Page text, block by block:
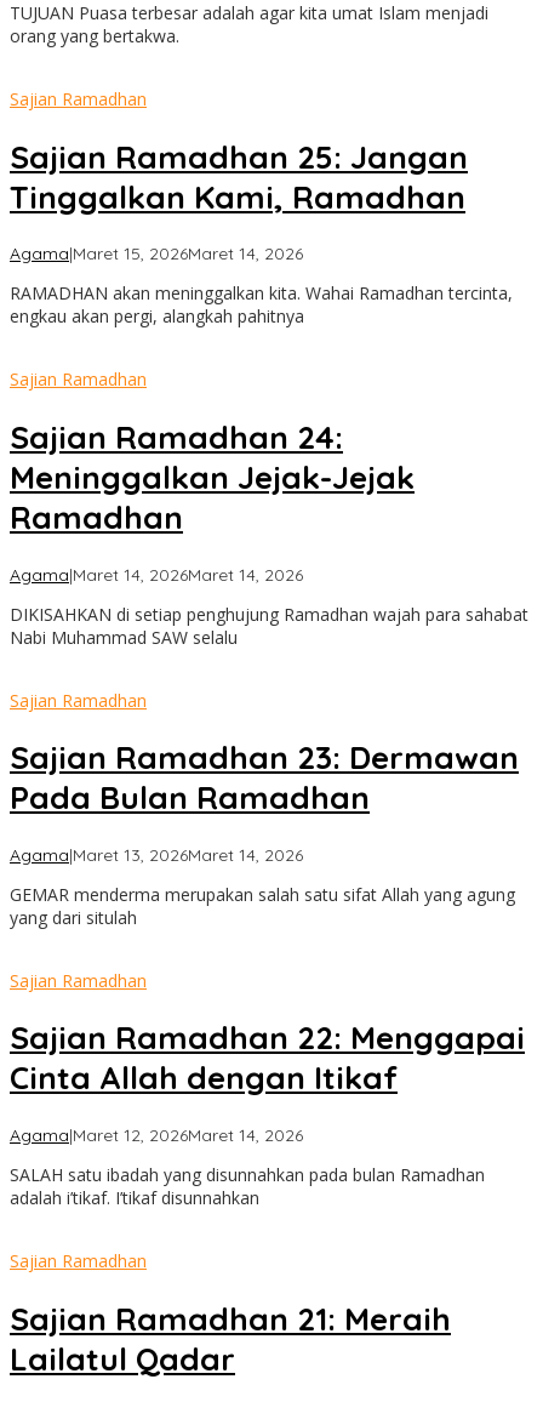
TUJUAN Puasa terbesar adalah agar kita umat Islam menjadi
orang yang bertakwa.
Sajian Ramadhan
Sajian Ramadhan 25: Jangan
Tinggalkan Kami, Ramadhan
Agama|Maret 15, 2026Maret 14, 2026oleh
RAMADHAN akan meninggalkan kita. Wahai Ramadhan tercinta,
engkau akan pergi, alangkah pahitnya
Sajian Ramadhan
Sajian Ramadhan 24:
Meninggalkan Jejak-Jejak
Ramadhan
Agama|Maret 14, 2026Maret 14, 2026oleh
DIKISAHKAN di setiap penghujung Ramadhan wajah para sahabat
Nabi Muhammad SAW selalu
Sajian Ramadhan
Sajian Ramadhan 23: Dermawan
Pada Bulan Ramadhan
Agama|Maret 13, 2026Maret 14, 2026oleh
GEMAR menderma merupakan salah satu sifat Allah yang agung
yang dari situlah
Sajian Ramadhan
Sajian Ramadhan 22: Menggapai
Cinta Allah dengan Itikaf
Agama|Maret 12, 2026Maret 14, 2026oleh
SALAH satu ibadah yang disunnahkan pada bulan Ramadhan
adalah i’tikaf. I’tikaf disunnahkan
Sajian Ramadhan
Sajian Ramadhan 21: Meraih
Lailatul Qadar